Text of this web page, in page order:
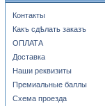
Контакты
Какъ сдѣлать заказъ
ОПЛАТА
Доставка
Наши реквизиты
Премиальные баллы
Схема проезда